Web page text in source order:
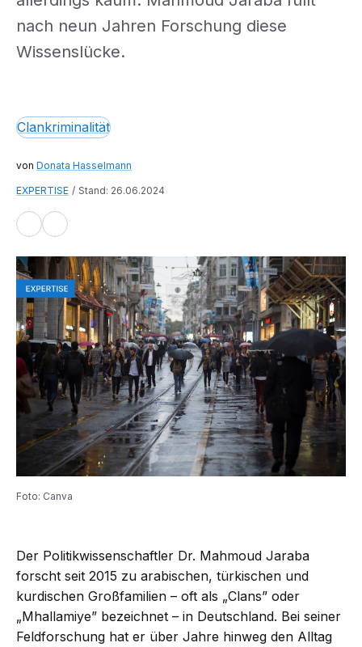
Clankriminalität
Donata Hasselmann
EXPERTISE Stand: 26.06.2024
nach neun Jahren Forschung diese
Wissenslücke.
Foto: Canva
Der Politikwissenschaftler Dr. Mahmoud Jaraba
forscht seit 2015 zu arabischen, türkischen und
kurdischen Großfamilien – oft als „Clans” oder
„Mhallamiye” bezeichnet – in Deutschland. Bei seiner
Feldforschung hat er über Jahre hinweg den Alltag